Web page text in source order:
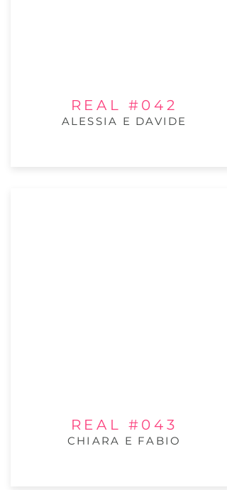
REAL #042
ALESSIA E DAVIDE
REAL #043
CHIARA E FABIO